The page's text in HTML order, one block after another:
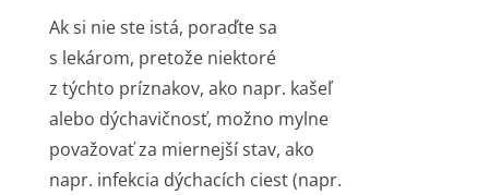
Ak si nie ste istá, poraďte sa
s lekárom, pretože niektoré
z týchto príznakov, ako napr. kašeľ
alebo dýchavičnosť, možno mylne
považovať za miernejší stav, ako
napr. infekcia dýchacích ciest (napr.